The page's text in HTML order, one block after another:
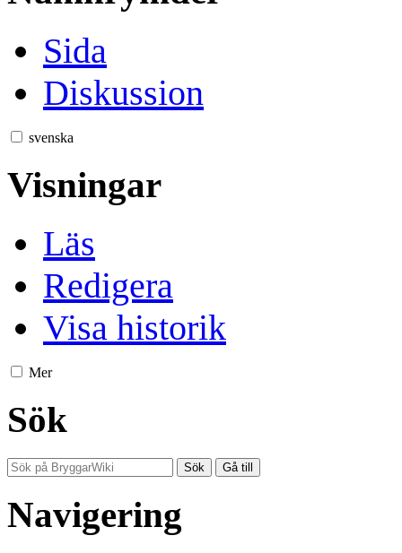
Sida
Diskussion
svenska
Visningar
Läs
Redigera
Visa historik
Mer
Sök
Navigering